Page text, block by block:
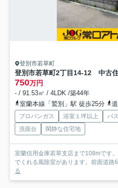
登別市若草町
登別市若草町2丁目14-12 中古
750万円
- / 91.53㎡ / 4LDK /築44年
室蘭本線「鷲別」駅 徒歩25分
道
プロパンガス 浴室１坪以上 バ
洗面台
閑静な住宅地
室蘭信用金庫若草支店まで108mです
でくれる風除室があります。前面道路
る